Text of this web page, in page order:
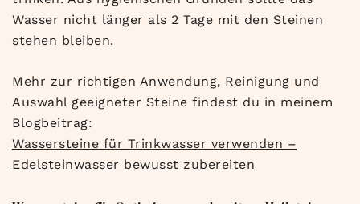
Wasser nicht länger als 2 Tage mit den Steinen
stehen bleiben.
Mehr zur richtigen Anwendung, Reinigung und
Auswahl geeigneter Steine findest du in meinem
Blogbeitrag:
Wassersteine für Trinkwasser verwenden –
Edelsteinwasser bewusst zubereiten